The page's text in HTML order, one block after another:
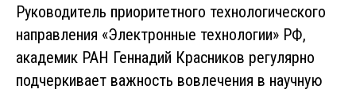
Руководитель приоритетного технологического
направления «Электронные технологии» РФ,
академик РАН Геннадий Красников регулярно
подчеркивает важность вовлечения в научную